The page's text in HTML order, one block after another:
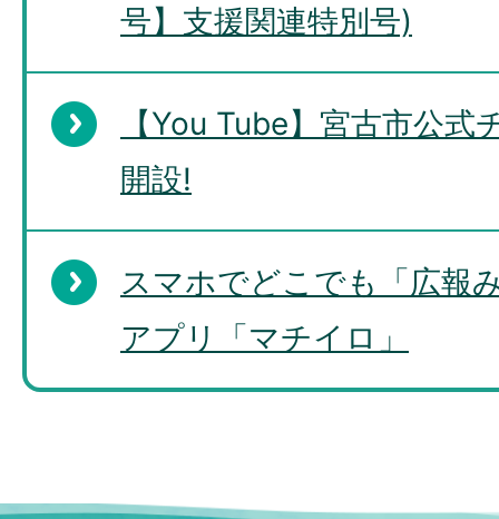
号】支援関連特別号)
【You Tube】宮古市公
開設!
スマホでどこでも「広報
アプリ「マチイロ」